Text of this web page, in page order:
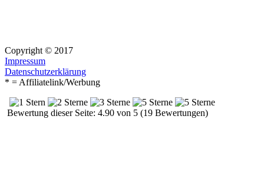
Copyright © 2017
Impressum
Datenschutzerklärung
* = Affiliatelink/Werbung
Bewertung dieser Seite: 4.90 von 5 (19 Bewertungen)